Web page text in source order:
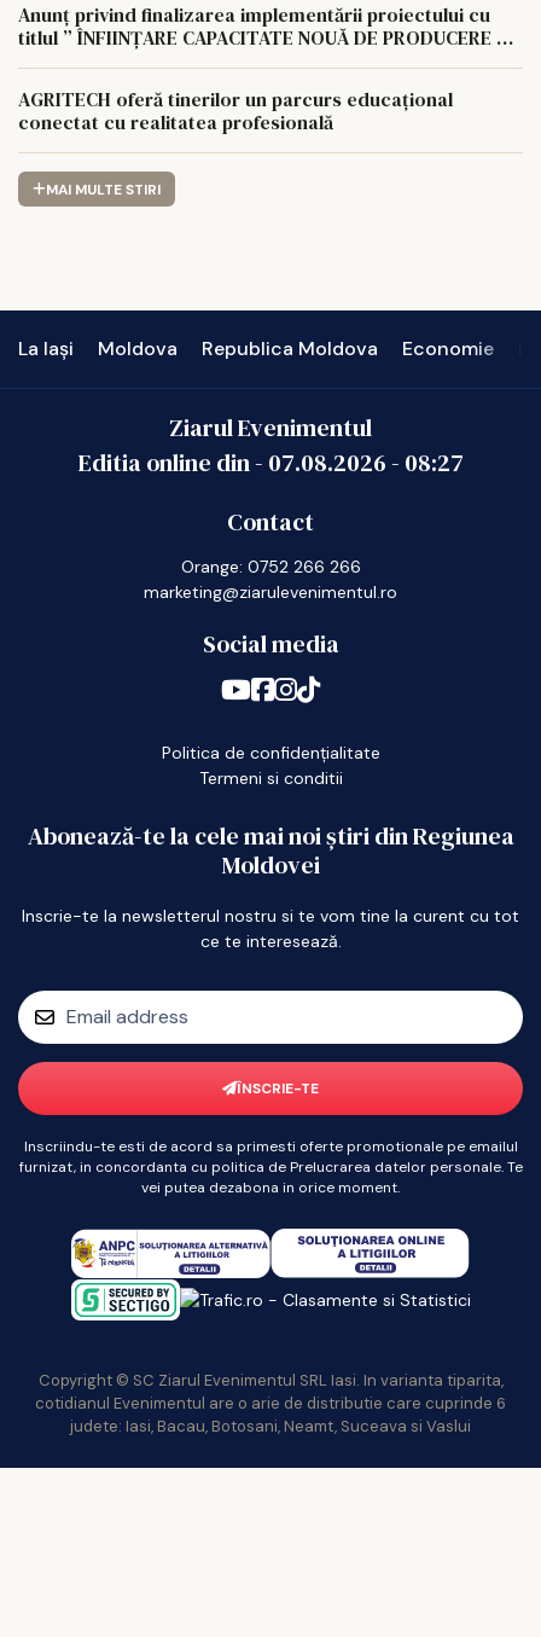
Anunț privind finalizarea implementării proiectului cu
titlul ” ÎNFIINȚARE CAPACITATE NOUĂ DE PRODUCERE A
ENERGIEI REGENERABILE PENTRU AUTOCONSUMUL
AGRITECH oferă tinerilor un parcurs educațional
conectat cu realitatea profesională
MAI MULTE STIRI
La Iași Moldova Republica Moldova Economie
Ziarul Evenimentul
Editia online din - 07.08.2026- 08:27
Contact
Orange: 0752 266 266
marketing@ziarulevenimentul.ro
Social media
Politica de confidențialitate
Termeni si conditii
Abonează-te la cele mai noi știri din Regiunea
Moldovei
Inscrie-te la newsletterul nostru si te vom tine la curent cu tot
ce te interesează.
ÎNSCRIE-TE
Inscriindu-te esti de acord sa primesti oferte promotionale pe emailul
furnizat, in concordanta cu politica de Prelucrarea datelor personale. Te
vei putea dezabona in orice moment.
Copyright © SC Ziarul Evenimentul SRL Iasi. In varianta tiparita,
cotidianul Evenimentul are o arie de distributie care cuprinde 6
judete: Iasi, Bacau, Botosani, Neamt, Suceava si Vaslui